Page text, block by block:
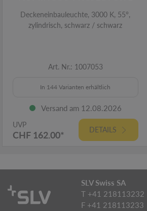
Deckeneinbauleuchte, 3000 K, 55°,
zylindrisch, schwarz / schwarz
Art. Nr.: 1007053
In 144 Varianten erhältlich
Versand am 12.08.2026
UVP
CHF 162.00* DETAILS
SLV Swiss SA
T +41 218113232
F +41 218113233